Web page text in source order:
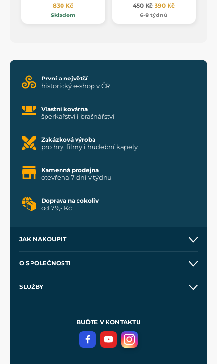
830 Kč
Skladem
450 Kč 390 Kč
6-8 týdnů
První a největší
historický e-shop v ČR
Vlastní kovárna
šperkařství i brašnářství
Zakázková výroba
pro hry, filmy i hudební kapely
Kamenná prodejna
otevřena 7 dní v týdnu
Doprava na cokoliv
od 79,- Kč
JAK NAKOUPIT
Velkoobchod
O SPOLEČNOSTI
SLUŽBY
Meče pro Kingdom Come
BUĎTE V KONTAKTU